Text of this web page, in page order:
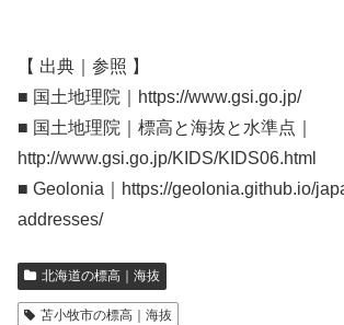
【 出典｜参照 】
■ 国土地理院｜https://www.gsi.go.jp/
■ 国土地理院｜標高と海抜と水準点｜
http://www.gsi.go.jp/KIDS/KIDS06.html
■ Geolonia｜https://geolonia.github.io/
addresses/
北海道の標高｜海抜
苫小牧市の標高｜海抜